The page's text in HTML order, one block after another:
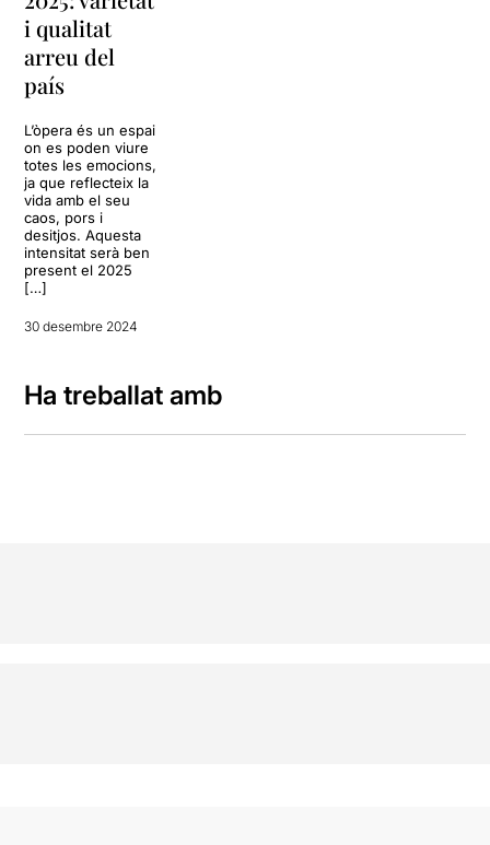
i qualitat
arreu del
país
L’òpera és un espai
on es poden viure
totes les emocions,
ja que reflecteix la
vida amb el seu
caos, pors i
desitjos. Aquesta
intensitat serà ben
present el 2025
[…]
30 desembre 2024
Ha treballat amb